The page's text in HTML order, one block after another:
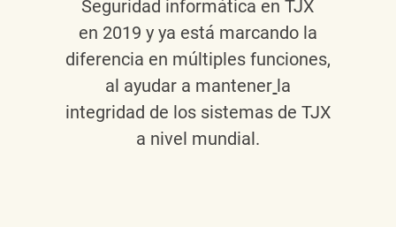
Seguridad informática en TJX
en 2019 y ya está marcando la
diferencia en múltiples funciones,
al ayudar a mantener la
integridad de los sistemas de TJX
a nivel mundial.